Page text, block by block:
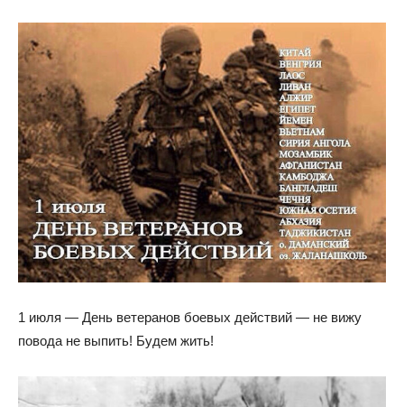
1 июля — День ветеранов боевых действий — не вижу
повода не выпить! Будем жить!